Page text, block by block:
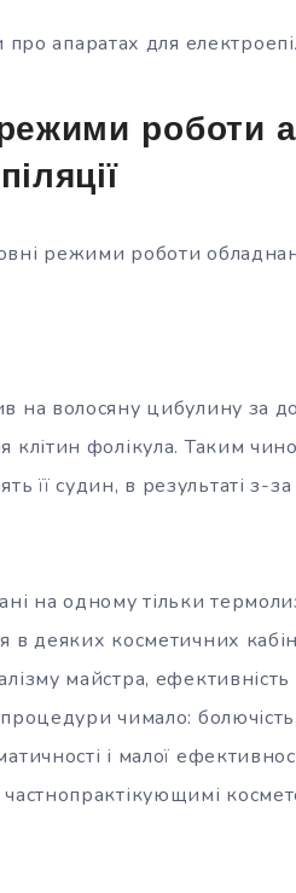
про апаратах для
роботи
режими роботи
на волосяну цибулину за
клітин фолікула. Таким
її судин, в результаті
на одному тільки
в деяких косметичних
майстра,
чимало:
і малої